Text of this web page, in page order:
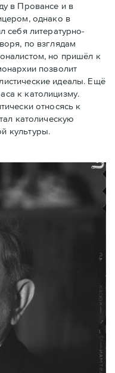
в Провансе и в
однако в
себя литературно-
по взглядам
но пришёл к
позволит
идеалы. Ещё
к католицизму.
относясь к
католическую
культуры.